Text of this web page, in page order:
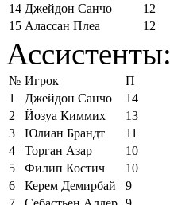
14 Джейдон Санчо
12
15 Алассан Плеа 12
Ассистенты:
№ Игрок
П
1
Джейдон Санчо
14
2
Йозуа Киммих
13
3
Юлиан Брандт
11
4
Торган Азар
10
5
Филип Костич
10
6
Керем Демирбай
9